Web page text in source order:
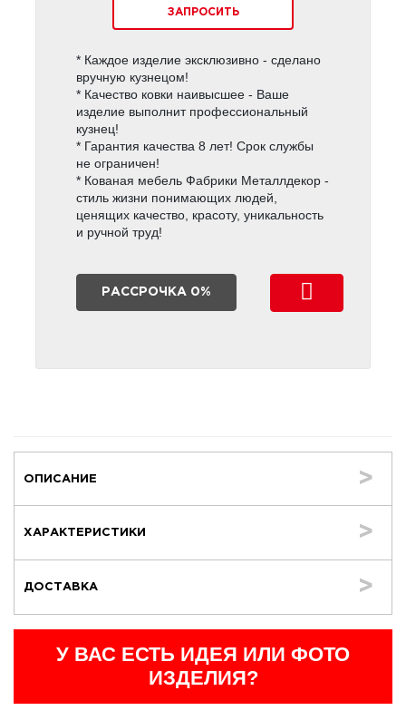
ЗАПРОСИТЬ
* Каждое изделие эксклюзивно - сделано
вручную кузнецом!
* Качество ковки наивысшее - Ваше
изделие выполнит профессиональный
кузнец!
* Гарантия качества 8 лет! Срок службы
не ограничен!
* Кованая мебель Фабрики Металлдекор -
стиль жизни понимающих людей,
ценящих качество, красоту, уникальность
и ручной труд!
РАССРОЧКА 0%
ОПИСАНИЕ
ХАРАКТЕРИСТИКИ
ДОСТАВКА
У ВАС ЕСТЬ ИДЕЯ ИЛИ ФОТО
ИЗДЕЛИЯ?